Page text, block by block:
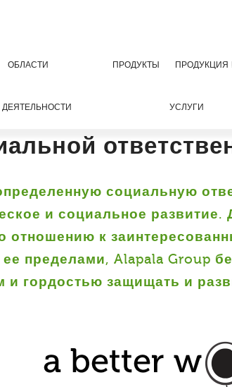
ОБЛАСТИ
ДЕЯТЕЛЬНОСТИ
ПРОДУКТЫ ПРОДУКЦИЯ
УСЛУГИ
социальную
и социальное развитие.
отношению к
пределами, Alapala Group
и гордостью защищать и